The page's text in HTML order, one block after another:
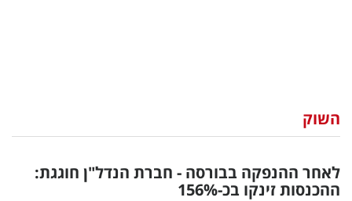
וצרכנות
דיגיטל
השוק
לאחר ההנפקה בבורסה - חברת הנדל"ן חוגגת:
ההכנסות זינקו בכ-156%